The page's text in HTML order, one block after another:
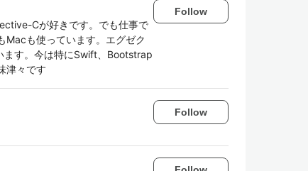
Cが好きです。でも仕事で
も使っています。エグゼク
ます。今は特にSwift、Bootstrap
津々です
Follow
Follow